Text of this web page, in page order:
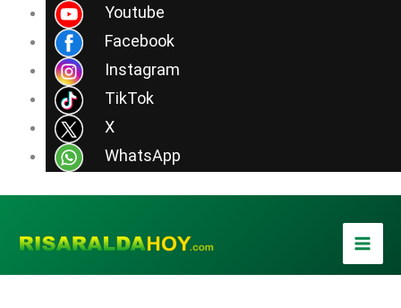
Youtube
Facebook
Instagram
TikTok
X
WhatsApp
contenido